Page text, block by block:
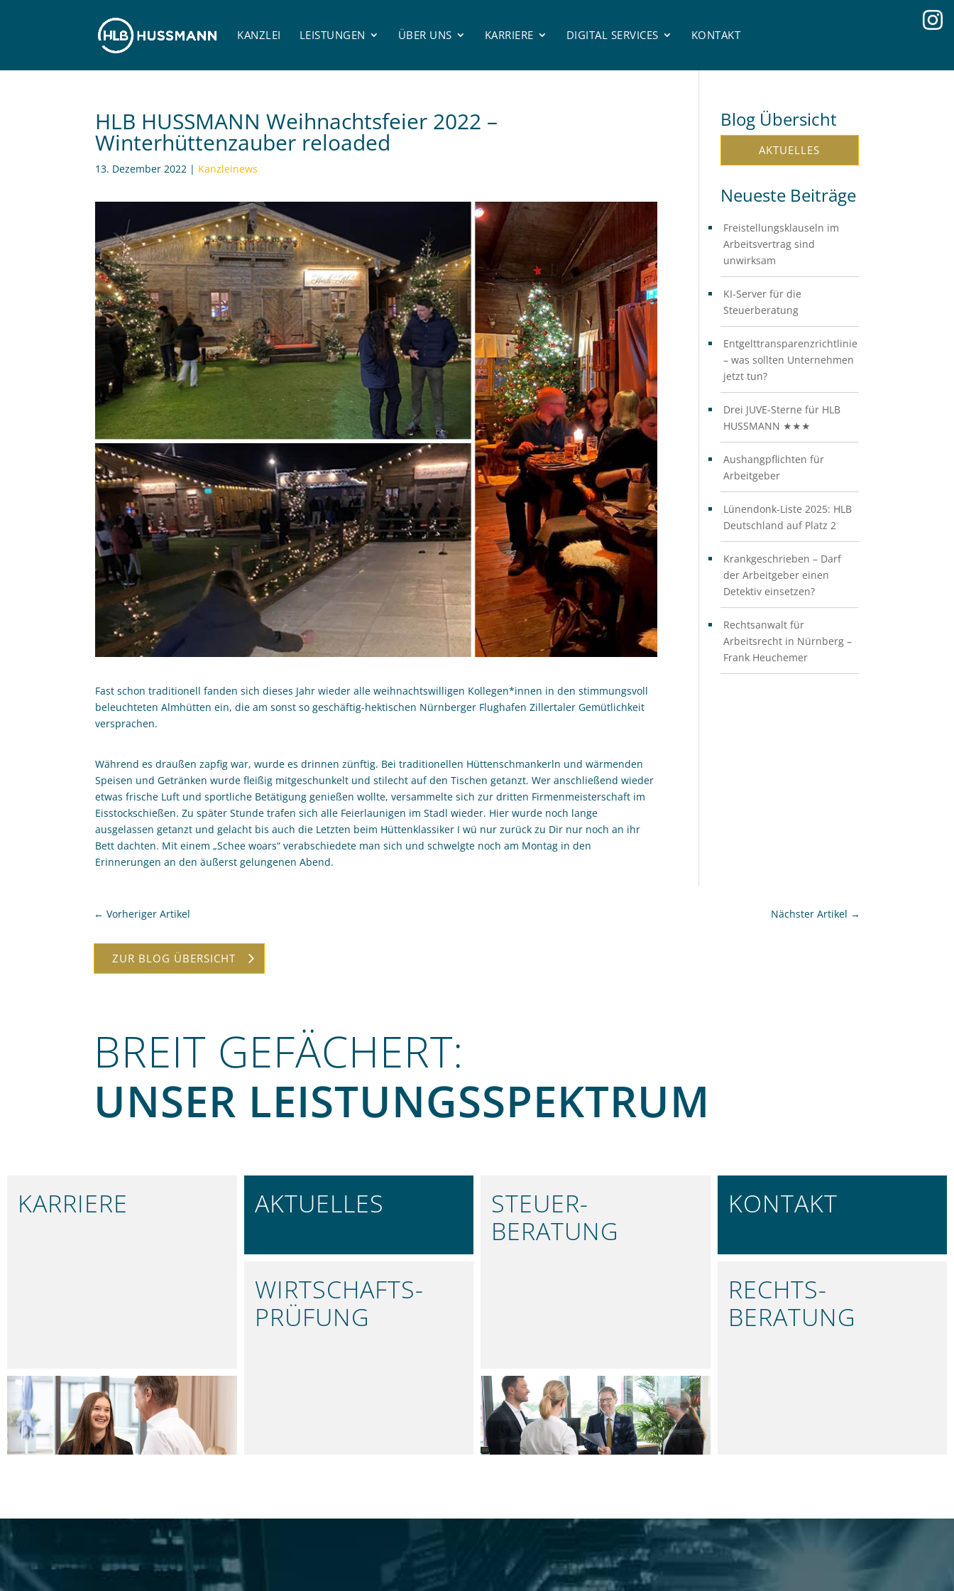
KANZLEI LEISTUNGEN ÜBER UNS KARRIERE DIGITAL SERVICES KONTAKT
HLB HUSSMANN Weihnachtsfeier 2022 –
Winterhüttenzauber reloaded
13. Dezember 2022 | Kanzleinews
Fast schon traditionell fanden sich dieses Jahr wieder alle weihnachtswilligen Kollegen*innen in den stimmungsvoll
beleuchteten Almhütten ein, die am sonst so geschäftig-hektischen Nürnberger Flughafen Zillertaler Gemütlichkeit
versprachen.
Während es draußen zapfig war, wurde es drinnen zünftig. Bei traditionellen Hüttenschmankerln und wärmenden
Speisen und Getränken wurde fleißig mitgeschunkelt und stilecht auf den Tischen getanzt. Wer anschließend wieder
etwas frische Luft und sportliche Betätigung genießen wollte, versammelte sich zur dritten Firmenmeisterschaft im
Eisstockschießen. Zu später Stunde trafen sich alle Feierlaunigen im Stadl wieder. Hier wurde noch lange
ausgelassen getanzt und gelacht bis auch die Letzten beim Hüttenklassiker I wü nur zurück zu Dir nur noch an ihr
Bett dachten. Mit einem „Schee woars“ verabschiedete man sich und schwelgte noch am Montag in den
Erinnerungen an den äußerst gelungenen Abend.
Blog Übersicht
AKTUELLES
Neueste Beiträge
Freistellungsklauseln im
Arbeitsvertrag sind
unwirksam
KI-Server für die
Steuerberatung
Entgelttransparenzrichtlinie
– was sollten Unternehmen
jetzt tun?
Drei JUVE-Sterne für HLB
HUSSMANN ★★★
Aushangpflichten für
Arbeitgeber
Lünendonk-Liste 2025: HLB
Deutschland auf Platz 2
Krankgeschrieben – Darf
der Arbeitgeber einen
Detektiv einsetzen?
Rechtsanwalt für
Arbeitsrecht in Nürnberg –
Frank Heuchemer
← Vorheriger Artikel Nächster Artikel →
ZUR BLOG ÜBERSICHT
BREIT GEFÄCHERT:
UNSER LEISTUNGS­SPEKTRUM
KARRIERE
LEISTUNGEN
UNSER LEISTUNGSSPEKTRUM
AKTUELLES
WIRTSCHAFTS­
PRÜFUNG
STEUER­
BERATUNG
ÜBER UNS
KOMPETENT UND STARK
KONTAKT
RECHTS­
BERATUNG